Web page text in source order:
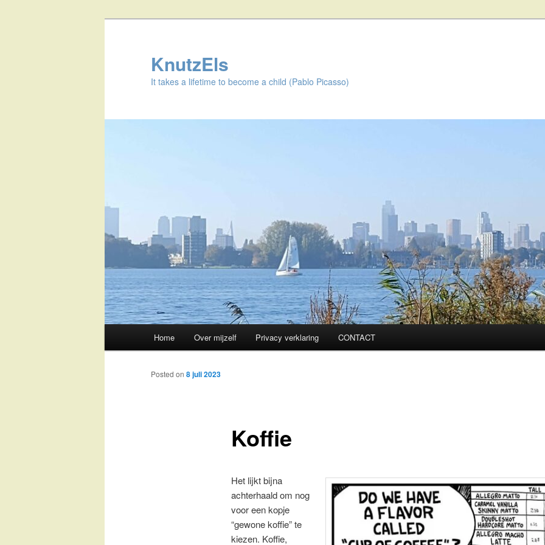
KnutzEls
It takes a lifetime to become a child (Pablo Picasso)
Skip
to
Home Over mijzelf Privacy verklaring CONTACT
Koffie
Posted on 8 juli 2023
Het lijkt bijna
achterhaald om nog
voor een kopje
“gewone koffie” te
kiezen. Koffie,